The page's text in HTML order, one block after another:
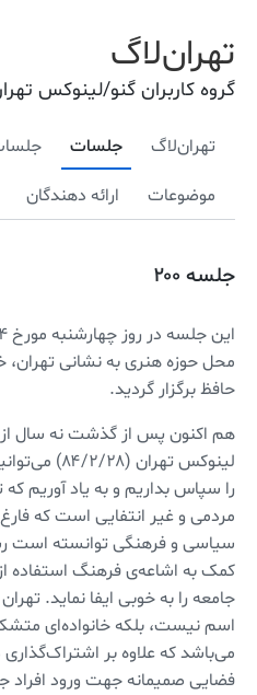
تهران‌لاگ
گروه کاربران گنو/لینوکس
تهران‌لاگ جلسات
موضوعات ارائه دهندگان
جلسه ۲۰۰
محل حوزه هنری به نشانی تهران،
حافظ برگزار گردید.
هم اکنون پس از گذشت نه سال از
را سپاس بداریم و به یاد آوریم
مردمی و غیر انتفایی است که
سیاسی و فرهنگی توانسته است
کمک به اشاعه‌ی فرهنگ استفاده از
جامعه را به خوبی ایفا نماید.
اسم نیست، بلکه خانواده‌ای
می‌باشد که علاوه بر
فضایی صمیمانه جهت ورود افراد